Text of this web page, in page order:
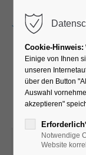
Das
16.07.2023,
Cookie-Hinweis:
Einige von Ihnen
unseren
über den Button
Auswahl
akzeptieren"
Notwendige
Website